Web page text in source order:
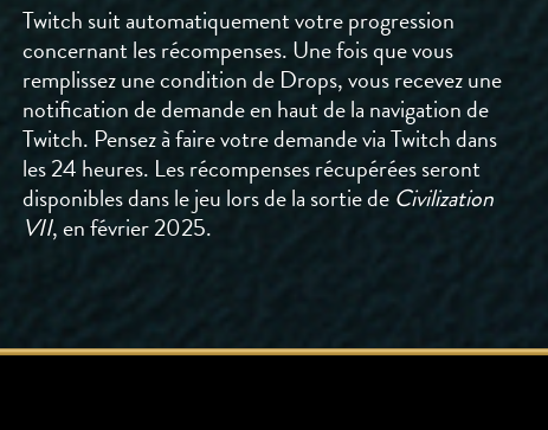
Twitch suit automatiquement votre progression
concernant les récompenses. Une fois que vous
remplissez une condition de Drops, vous recevez une
notification de demande en haut de la navigation de
Twitch. Pensez à faire votre demande via Twitch dans
les 24 heures. Les récompenses récupérées seront
disponibles dans le jeu lors de la sortie de Civilization
VII, en février 2025.